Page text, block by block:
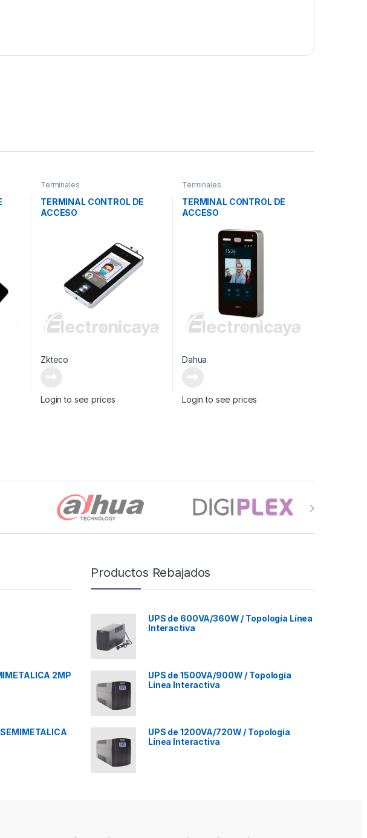
Terminales
TERMINAL CONTROL DE
ACCESO
Zkteco
Login to see prices
Terminales
TERMINAL CONTROL DE
ACCESO
Dahua
Login to see prices
2MP
Productos Rebajados
UPS de 600VA/360W / Topología Línea
Interactiva
UPS de 1500VA/900W / Topología
Línea Interactiva
UPS de 1200VA/720W / Topología
Línea Interactiva